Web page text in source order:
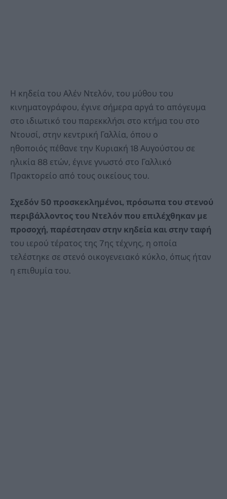
Η κηδεία του Αλέν Ντελόν, του μύθου του
κινηματογράφου, έγινε σήμερα αργά το απόγευμα
στο ιδιωτικό του παρεκκλήσι στο κτήμα του στο
Ντουσί, στην κεντρική Γαλλία, όπου ο
ηθοποιός πέθανε την Κυριακή 18 Αυγούστου σε
ηλικία 88 ετών, έγινε γνωστό στο Γαλλικό
Πρακτορείο από τους οικείους του.
Σχεδόν 50 προσκεκλημένοι, πρόσωπα του στενού
περιβάλλοντος του Ντελόν που επιλέχθηκαν με
προσοχή, παρέστησαν στην κηδεία και στην ταφή
του ιερού τέρατος της 7ης τέχνης, η οποία
τελέστηκε σε στενό οικογενειακό κύκλο, όπως ήταν
η επιθυμία του.